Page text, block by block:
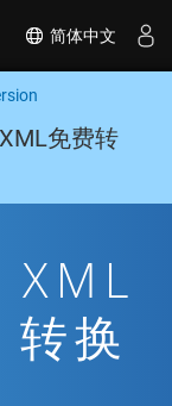
简体中文
免费转
XML
换